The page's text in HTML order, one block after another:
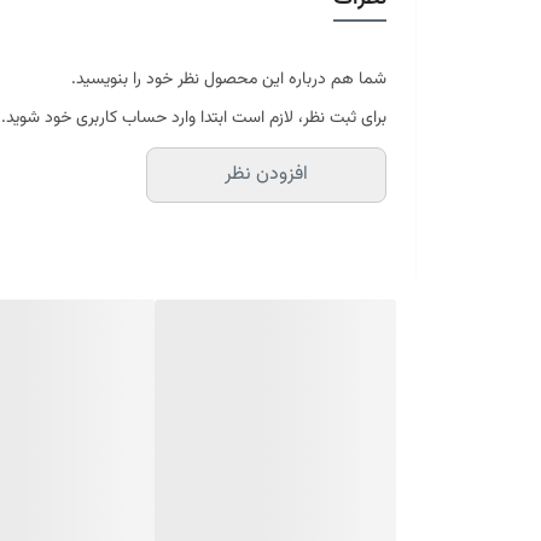
موجود در سایز بندی : 4 ، 6 ، 9 ، 12 متری ( قابل سفارش در ابعاد دلخواه-سایز غیر استاندارد)
ابعاد 6 متری : 200*300 سانتیمتر
ابعاد 9 متری : 250*350 سانتیمتر
ابعاد 12 متری : 300*400 سانتیمتر
ارسال کالای خواب متین تا کمتر از 30 روز کاری آینده
شما هم درباره این محصول نظر خود را بنویسید.
برای ثبت نظر، لازم است ابتدا وارد حساب کاربری خود شوید.
افزودن نظر